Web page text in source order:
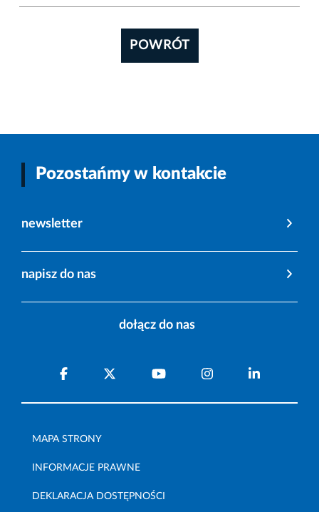
POWRÓT
Pozostańmy w kontakcie
newsletter
napisz do nas
dołącz do nas
MAPA STRONY
INFORMACJE PRAWNE
DEKLARACJA DOSTĘPNOŚCI